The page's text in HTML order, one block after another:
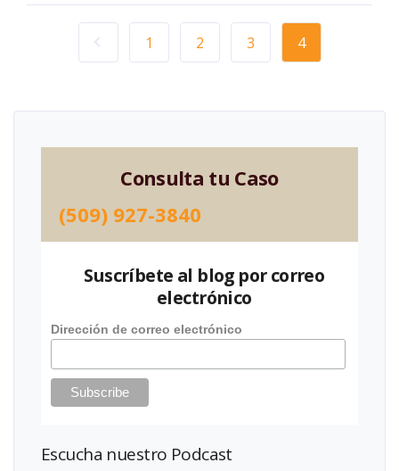
1 2 3 4
Consulta tu Caso
(509) 927-3840
Suscríbete al blog por correo
electrónico
Dirección de correo electrónico
Escucha nuestro Podcast